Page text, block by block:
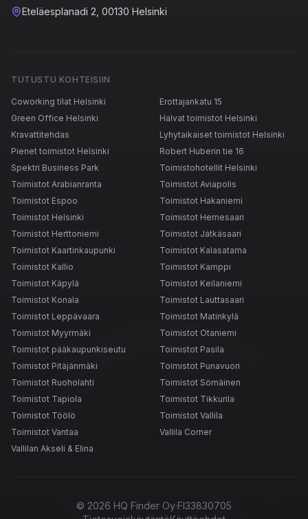
Eteläesplanadi 2, 00130 Helsinki
TUTUSTU KOHTEISIIN
Coworking tilat Helsinki
Erottajankatu 15
Green Office Helsinki
Halvat toimistot Helsinki
Kravattitehdas
Lyhytaikaiset toimistot Helsinki
Pienet toimistot Helsinki
Robert Huberin tie 16
Spektri Business Park
Toimistohotellit Helsinki
Toimistot Arabianranta
Toimistot Aviapolis
Toimistot Espoo
Toimistot Hakaniemi
Toimistot Helsinki
Toimistot Hernesaari
Toimistot Herttoniemi
Toimistot Jätkäsaari
Toimistot Kaartinkaupunki
Toimistot Kalasatama
Toimistot Kallio
Toimistot Kamppi
Toimistot Käpylä
Toimistot Keilaniemi
Toimistot Konala
Toimistot Lauttasaari
Toimistot Leppävaara
Toimistot Matinkylä
Toimistot Myyrmäki
Toimistot Otaniemi
Toimistot pääkaupunkiseutu
Toimistot Pasila
Toimistot Pitäjänmäki
Toimistot Punavuori
Toimistot Ruoholahti
Toimistot Sörnäinen
Toimistot Tapiola
Toimistot Tikkurila
Toimistot Töölö
Toimistot Vallila
Toimistot Vantaa
Vallila Corner
Vallilan Akseli & Elina
© 2026 HQ Finder Oy·FI33830705